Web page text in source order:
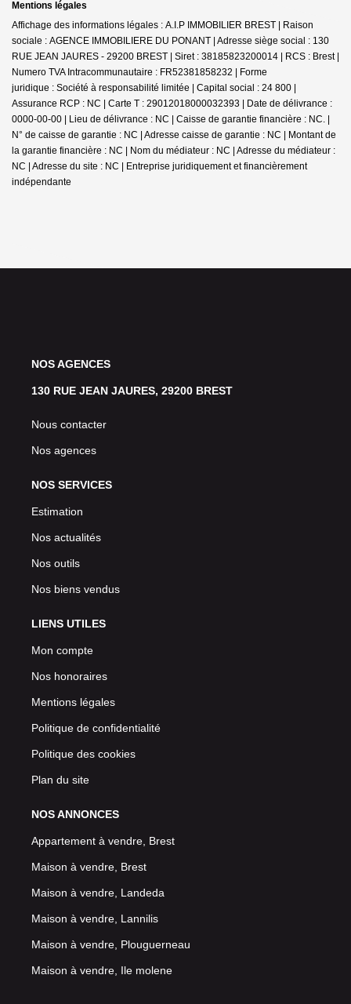
Mentions légales
Affichage des informations légales : A.I.P IMMOBILIER BREST | Raison
sociale : AGENCE IMMOBILIERE DU PONANT | Adresse siège social : 130
RUE JEAN JAURES - 29200 BREST | Siret : 38185823200014 | RCS : Brest |
Numero TVA Intracommunautaire : FR52381858232 | Forme
juridique : Société à responsabilité limitée | Capital social : 24 800 |
Assurance RCP : NC | Carte T : 29012018000032393 | Date de délivrance :
0000-00-00 | Lieu de délivrance : NC | Caisse de garantie financière : NC. |
N° de caisse de garantie : NC | Adresse caisse de garantie : NC | Montant de
la garantie financière : NC | Nom du médiateur : NC | Adresse du médiateur :
NC | Adresse du site : NC | Entreprise juridiquement et financièrement
indépendante
NOS AGENCES
130 RUE JEAN JAURES, 29200 BREST
Nous contacter
Nos agences
NOS SERVICES
Estimation
Nos actualités
Nos outils
Nos biens vendus
LIENS UTILES
Mon compte
Nos honoraires
Mentions légales
Politique de confidentialité
Politique des cookies
Plan du site
NOS ANNONCES
Appartement à vendre, Brest
Maison à vendre, Brest
Maison à vendre, Landeda
Maison à vendre, Lannilis
Maison à vendre, Plouguerneau
Maison à vendre, Ile molene